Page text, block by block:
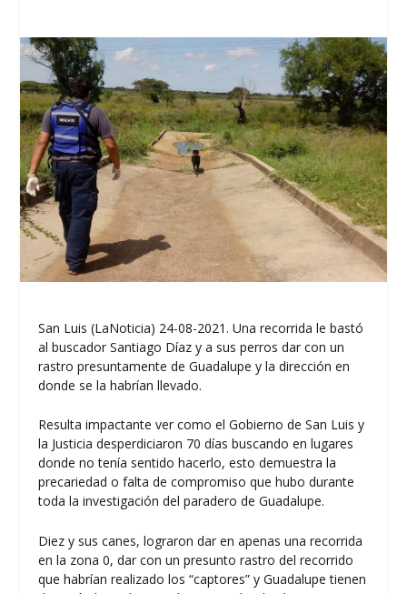
San Luis (LaNoticia) 24-08-2021. Una recorrida le bastó
al buscador Santiago Díaz y a sus perros dar con un
rastro presuntamente de Guadalupe y la dirección en
donde se la habrían llevado.
Resulta impactante ver como el Gobierno de San Luis y
la Justicia desperdiciaron 70 días buscando en lugares
donde no tenía sentido hacerlo, esto demuestra la
precariedad o falta de compromiso que hubo durante
toda la investigación del paradero de Guadalupe.
Diez y sus canes, lograron dar en apenas una recorrida
en la zona 0, dar con un presunto rastro del recorrido
que habrían realizado los “captores” y Guadalupe tienen